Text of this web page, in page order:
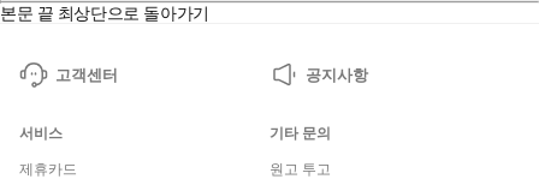
본문 끝 최상단으로 돌아가기
고객센터 공지사항
서비스
제휴카드
기타 문의
원고 투고